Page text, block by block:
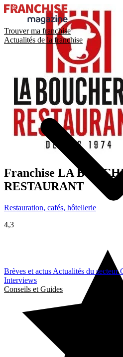
Trouver ma franchise
Actualités de la franchise
Brèves et actus Actualités du secteur
Interviews
Conseils et Guides
Franchise LA
RESTAURANT
Restauration, cafés, hôtellerie
4,3